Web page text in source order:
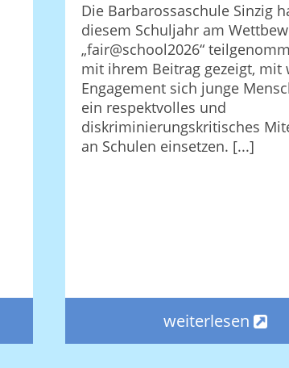
Die Barbarossaschule Sinzig
diesem Schuljahr am
„fair@school2026“
mit ihrem Beitrag gezeigt, mit
Engagement sich junge
ein respektvolles und
diskriminierungskritisches
an Schulen einsetzen. [...]
weiterlesen